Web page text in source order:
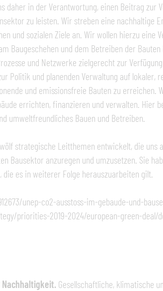
daher in der Verantwortung, einen Beitrag
zu leisten. Wir streben eine nachhaltige
und sozialen Ziele an. Wir wollen hierzu eine
Baugeschehen und dem Betreiben der
und Netzwerke zielgerecht zur
Politik und planenden Verwaltung auf lokaler,
und emissionsfreie Bauten zu erreichen.
errichten, finanzieren und verwalten. Hier
umweltfreundliches Bauen und Betreiben.
strategische Leitthemen entwickelt, die uns
Bausektor anzuregen und umzusetzen. Sie
es in weiterer Folge herauszuarbeiten gilt.
unep-co2-ausstoss-im-gebaude-und-
priorities-2019-2024/european-green-deal/
Gesellschaftliche, klimatische